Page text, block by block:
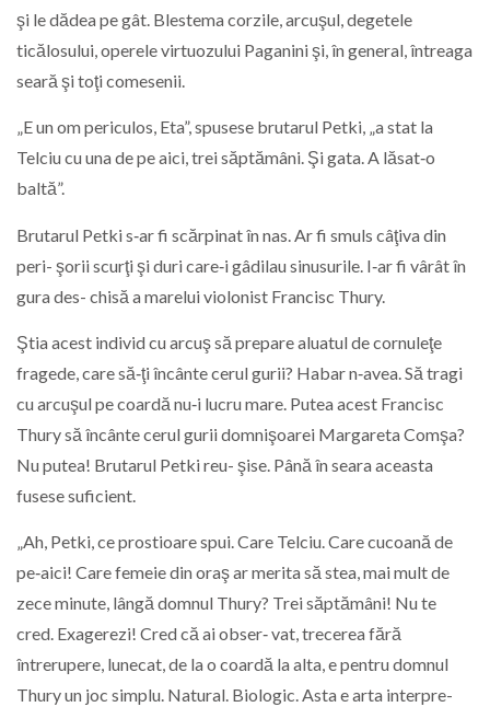
şi le dădea pe gât. Blestema corzile, arcuşul, degetele
ticălosului, operele virtuozului Paganini şi, în general, întreaga
seară şi toţi comesenii.
„E un om periculos, Eta”, spusese brutarul Petki, „a stat la
Telciu cu una de pe aici, trei săptămâni. Şi gata. A lăsat‑o
baltă”.
Brutarul Petki s‑ar fi scărpinat în nas. Ar fi smuls câţiva din
peri- şorii scurţi şi duri care‑i gâdilau sinusurile. I‑ar fi vârât în
gura des- chisă a marelui violonist Francisc Thury.
Ştia acest individ cu arcuş să prepare aluatul de cornuleţe
fragede, care să‑ţi încânte cerul gurii? Habar n‑avea. Să tragi
cu arcuşul pe coardă nu‑i lucru mare. Putea acest Francisc
Thury să încânte cerul gurii domnişoarei Margareta Comşa?
Nu putea! Brutarul Petki reu- şise. Până în seara aceasta
fusese suficient.
„Ah, Petki, ce prostioare spui. Care Telciu. Care cucoană de
pe‑aici! Care femeie din oraş ar merita să stea, mai mult de
zece minute, lângă domnul Thury? Trei săptămâni! Nu te
cred. Exagerezi! Cred că ai obser‑ vat, trecerea fără
întrerupere, lunecat, de la o coardă la alta, e pentru domnul
Thury un joc simplu. Natural. Biologic. Asta e arta interpre-